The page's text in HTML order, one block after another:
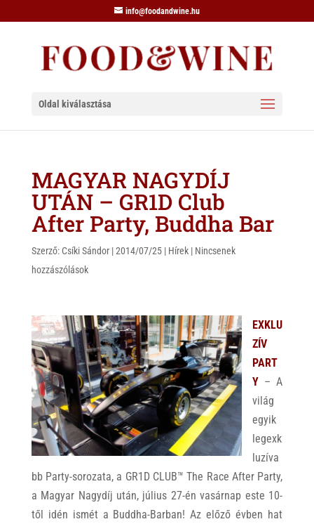
info@foodandwine.hu
Oldal kiválasztása
MAGYAR NAGYDÍJ
UTÁN – GR1D Club
After Party, Buddha Bar
Szerző: Csíki Sándor|2014/07/25| Hírek| Nincsenek
hozzászólások
EXKLU
ZÍV
PART
Y– A
világ
egyik
legexk
luzíva
bb Party-sorozata, a GR1D CLUB™ The Race After Party,
a Magyar Nagydíj után, július 27-én vasárnap este 10-
től idén ismét a Buddha-Barban! Az előző évben hat